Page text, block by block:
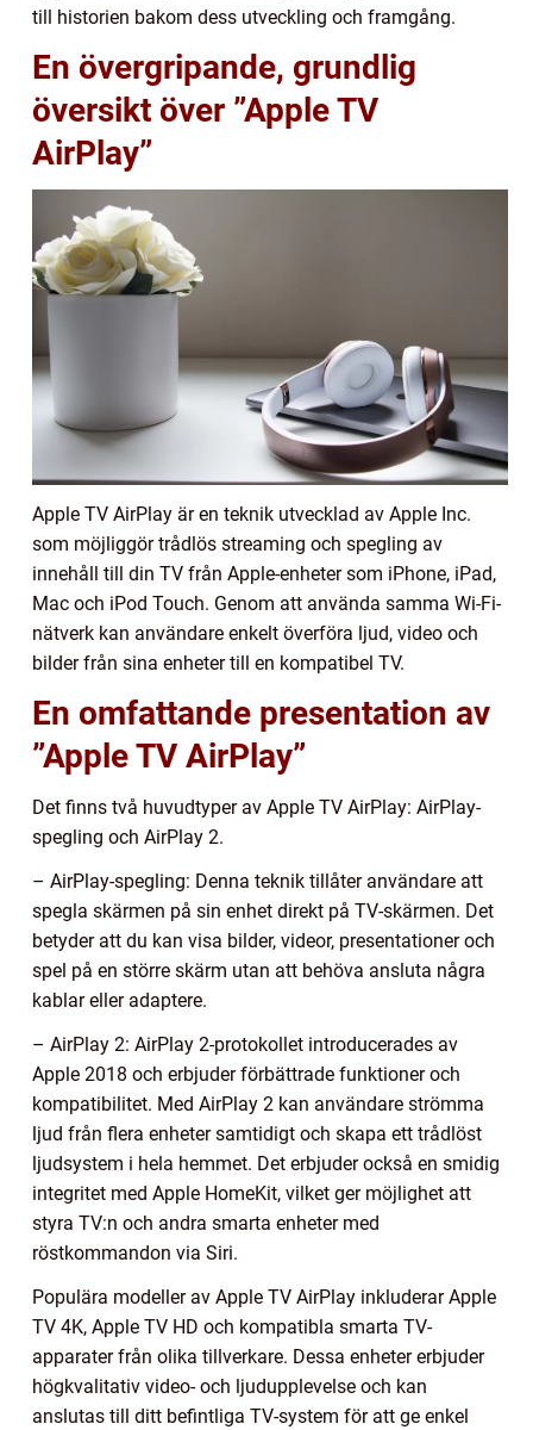
till historien bakom dess utveckling och framgång.
En övergripande, grundlig
översikt över ”Apple TV
AirPlay”
Apple TV AirPlay är en teknik utvecklad av Apple Inc.
som möjliggör trådlös streaming och spegling av
innehåll till din TV från Apple-enheter som iPhone, iPad,
Mac och iPod Touch. Genom att använda samma Wi-Fi-
nätverk kan användare enkelt överföra ljud, video och
bilder från sina enheter till en kompatibel TV.
En omfattande presentation av
”Apple TV AirPlay”
Det finns två huvudtyper av Apple TV AirPlay: AirPlay-
spegling och AirPlay 2.
– AirPlay-spegling: Denna teknik tillåter användare att
spegla skärmen på sin enhet direkt på TV-skärmen. Det
betyder att du kan visa bilder, videor, presentationer och
spel på en större skärm utan att behöva ansluta några
kablar eller adaptere.
– AirPlay 2: AirPlay 2-protokollet introducerades av
Apple 2018 och erbjuder förbättrade funktioner och
kompatibilitet. Med AirPlay 2 kan användare strömma
ljud från flera enheter samtidigt och skapa ett trådlöst
ljudsystem i hela hemmet. Det erbjuder också en smidig
integritet med Apple HomeKit, vilket ger möjlighet att
styra TV:n och andra smarta enheter med
röstkommandon via Siri.
Populära modeller av Apple TV AirPlay inkluderar Apple
TV 4K, Apple TV HD och kompatibla smarta TV-
apparater från olika tillverkare. Dessa enheter erbjuder
högkvalitativ video- och ljudupplevelse och kan
anslutas till ditt befintliga TV-system för att ge enkel